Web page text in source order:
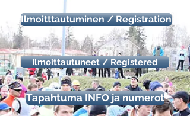
Ilmoitttautuminen / Registration
Ilmoittautuneet / Registered
Tapahtuma INFO ja numerot